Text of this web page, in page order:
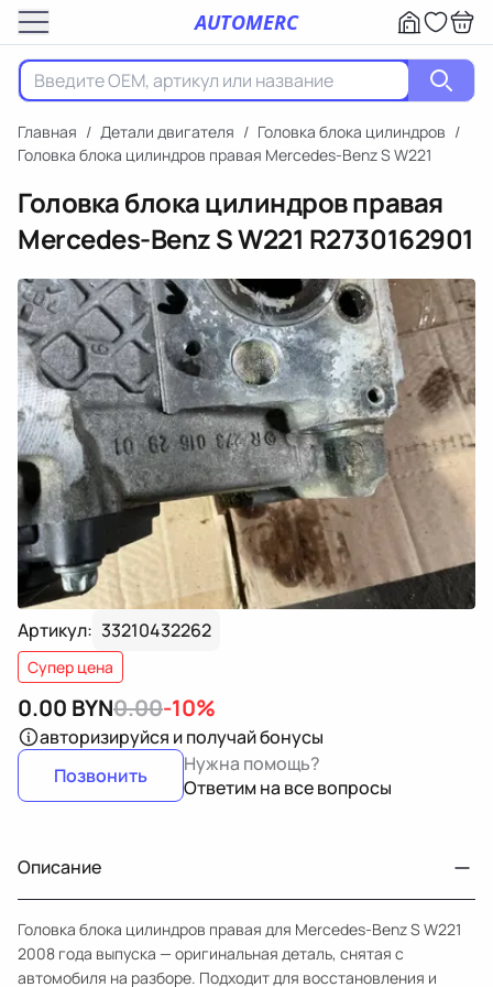
AUTOMERC
Главная / Детали двигателя / Головка блока цилиндров /
Головка блока цилиндров правая Mercedes-Benz S W221
Головка блока цилиндров правая
Mercedes-Benz S W221 R2730162901
Артикул: 33210432262
Супер цена
0.00 BYN0.00-10%
авторизируйся и получай бонусы
Позвонить
Нужна помощь?
Ответим на все вопросы
Описание
Головка блока цилиндров правая для Mercedes-Benz S W221
2008 года выпуска — оригинальная деталь, снятая с
автомобиля на разборе. Подходит для восстановления и